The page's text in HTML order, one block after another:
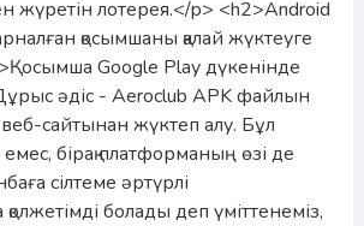
жүретін лотерея.</p> <h2>Android
қосымшаны қалай жүктеуге
Google Play дүкенінде
әдіс - Aeroclub APK файлын
сайтынан жүктеп алу. Бұл
бірақ платформаның өзі де
сілтеме әртүрлі
болады деп үміттенеміз,